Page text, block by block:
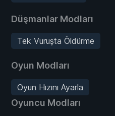
Düşmanlar Modları
Tek Vuruşta Öldürme
Oyun Modları
Oyun Hızını Ayarla
Oyuncu Modları